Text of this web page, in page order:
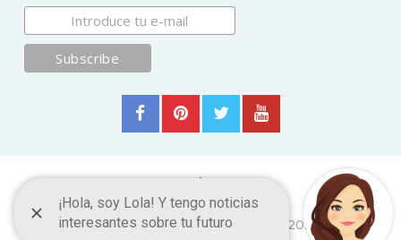
Ocio y tiempo libreCopyright © 2026.